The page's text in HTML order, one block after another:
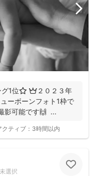
1位⭐️ 👑２０２３年
ーボーンフォト1枠で
影可能です🙌 ...
ティブ： 3時間以内
未選択